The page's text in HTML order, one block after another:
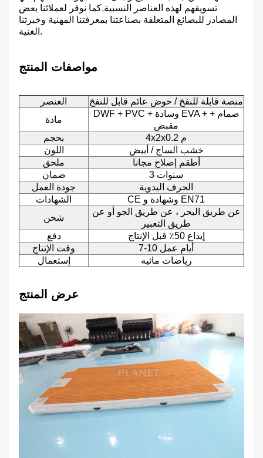
تسويقهم لهذه العناصر النسبية.كما نوفر لعملائنا بعض
المصادر للبضائع المتعلقة بصناعتنا بمعرفتنا المهنية وخبرتنا
الغنية.
مواصفات المنتج
العنصر
منصة قابلة للنفخ / حوض عائم قابل للنفخ
مادة
DWF + PVC + وسادة EVA + صمام +
مقبض
بحجم
4x2x0.2 م
اللون
خشب الساج / أبيض
ملحق
أطقم إصلاح مجانا
ضمان
3 سنوات
جودة العمل
الحرف اليدوية
الشهادات
CE وشهادة و EN71
شحن
عن طريق البحر ، عن طريق الجو أو عن
طريق التعبير
دفع
إيداع 50٪ قبل الإنتاج
وقت الإنتاج
7-10 أيام عمل
إستعمال
رياضات مائيه
عرض المنتج